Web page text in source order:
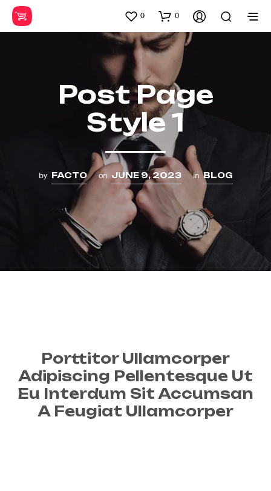
0 0
Post Page
Style 1
by FACTO on JUNE 9, 2023 in BLOG
Porttitor Ullamcorper
Adipiscing Pellentesque Ut
Eu Interdum Sit Accumsan
A Feugiat Ullamcorper